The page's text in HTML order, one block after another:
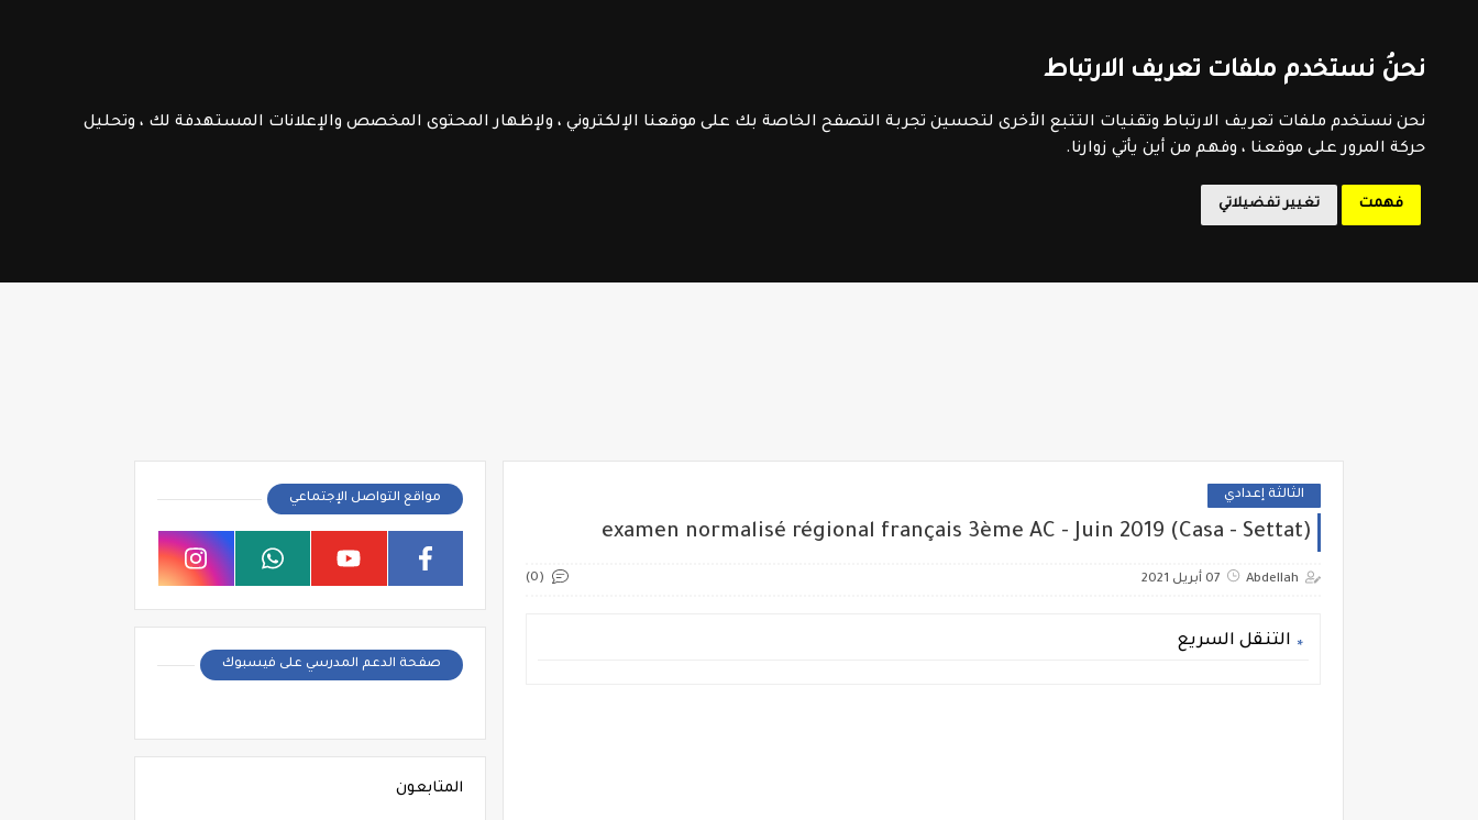
نحنُ نستخدم ملفات تعريف الارتباط
نحن نستخدم ملفات تعريف الارتباط وتقنيات التتبع الأخرى لتحسين تجربة التصفح الخاصة بك على موقعنا الإلكتروني ، ولإظهار المحتوى المخصص والإعلانات المستهدفة لك ، وتحليل
حركة المرور على موقعنا ، وفهم من أين يأتي زوارنا.
فهمت تغيير تفضيلاتي
الثالثة إعدادي
examen normalisé régional français 3ème AC - Juin 2019 (Casa - Settat)
Abdellah 07 أبريل 2021 (0)
التنقل السريع
مواقع التواصل الإجتماعي
صفحة الدعم المدرسي على فيسبوك
المتابعون